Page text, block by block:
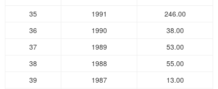
35
1991
246.00
36
1990
38.00
37
1989
53.00
38
1988
55.00
39
1987
13.00